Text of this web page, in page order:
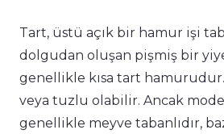
Tart, üstü açık bir hamur işi
dolgudan oluşan pişmiş bir
genellikle kısa tart
veya tuzlu olabilir. Ancak
genellikle meyve tabanlıdır,